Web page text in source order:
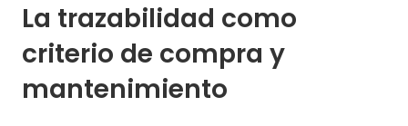
La trazabilidad como
criterio de compra y
mantenimiento